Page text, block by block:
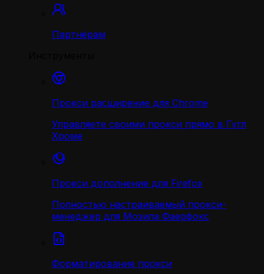
Партнёрам
Прокси расширение для Chrome
Управляете своими прокси прямо в Гугл
Хроме
Прокси дополнение для Firefox
Полностью настраиваемый прокси-
менеджер для Мозила Фаерфокс
Форматирование прокси